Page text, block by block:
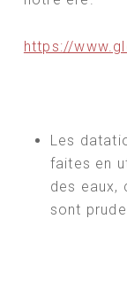
https://
Les
faites en
des eaux,
sont